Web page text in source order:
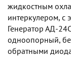
жидкостным
интеркулером, с
Генератор АД-
одноопорный,
обратными